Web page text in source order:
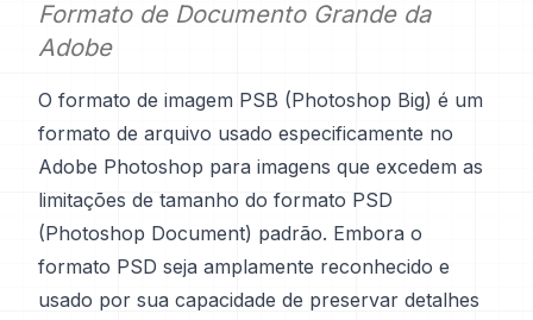
Formato de Documento Grande da
Adobe
O formato de imagem PSB (Photoshop Big) é um
formato de arquivo usado especificamente no
Adobe Photoshop para imagens que excedem as
limitações de tamanho do formato PSD
(Photoshop Document) padrão. Embora o
formato PSD seja amplamente reconhecido e
usado por sua capacidade de preservar detalhes